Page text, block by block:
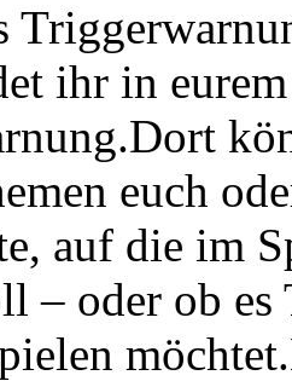
ihr in
euch
auf die im
– oder ob